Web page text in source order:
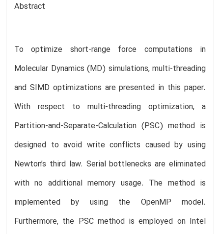
Abstract
To optimize short-range force computations in
Molecular Dynamics (MD) simulations, multi-threading
and SIMD optimizations are presented in this paper.
With respect to multi-threading optimization, a
Partition-and-Separate-Calculation (PSC) method is
designed to avoid write conflicts caused by using
Newton’s third law. Serial bottlenecks are eliminated
with no additional memory usage. The method is
implemented by using the OpenMP model.
Furthermore, the PSC method is employed on Intel